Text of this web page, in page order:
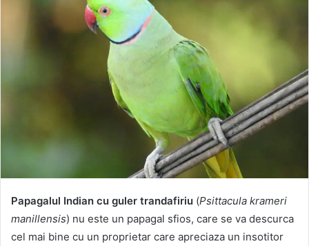
Papagalul Indian cu guler trandafiriu (Psittacula krameri
manillensis) nu este un papagal sfios, care se va descurca
cel mai bine cu un proprietar care apreciaza un insotitor